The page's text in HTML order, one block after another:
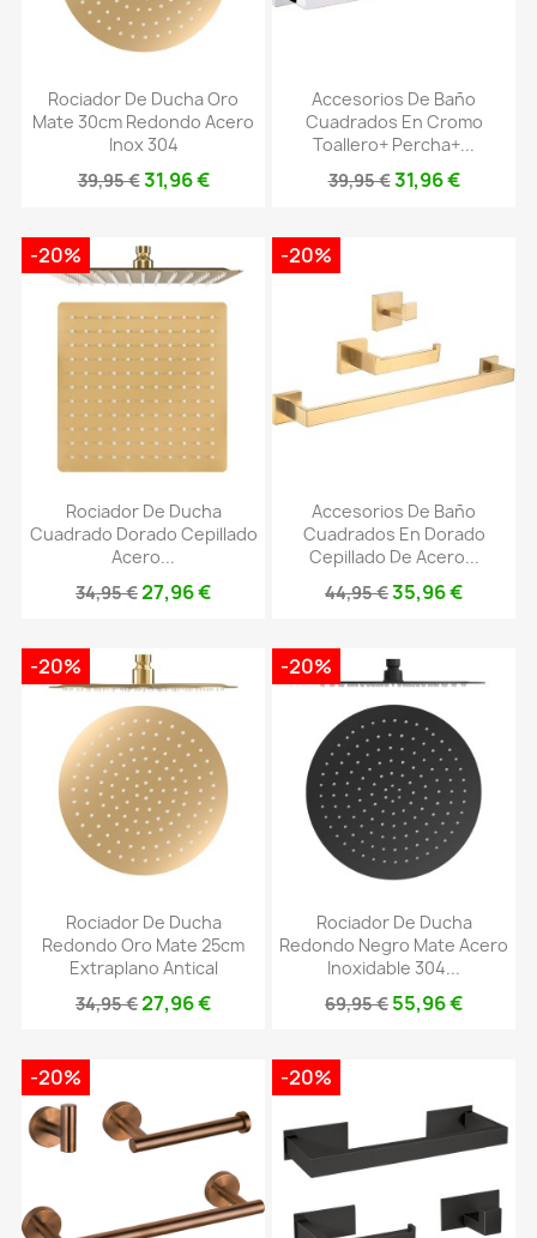
Rociador De Ducha Oro
Mate 30cm Redondo Acero
Inox 304
39,95 €31,96 €
Accesorios De Baño
Cuadrados En Cromo
Toallero+ Percha+...
39,95 €31,96 €
Rociador De Ducha
Cuadrado Dorado Cepillado
Acero...
34,95 €27,96 €
-20%
Accesorios De Baño
Cuadrados En Dorado
Cepillado De Acero...
44,95 €35,96 €
-20%
Rociador De Ducha
Redondo Oro Mate 25cm
Extraplano Antical
34,95 €27,96 €
-20%
Rociador De Ducha
Redondo Negro Mate Acero
Inoxidable 304...
69,95 € 55,96 €
-20%
-20% -20%